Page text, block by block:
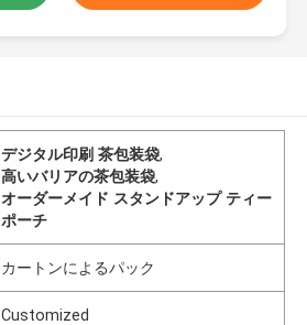
デジタル印刷 茶包装袋,
高いバリアの茶包装袋,
オーダーメイド スタンドアップ ティー
ポーチ
カートンによるパック
Customized